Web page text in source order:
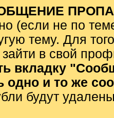
(если не по
тему. Для
зайти в свой
вкладку
одно и то же
будут